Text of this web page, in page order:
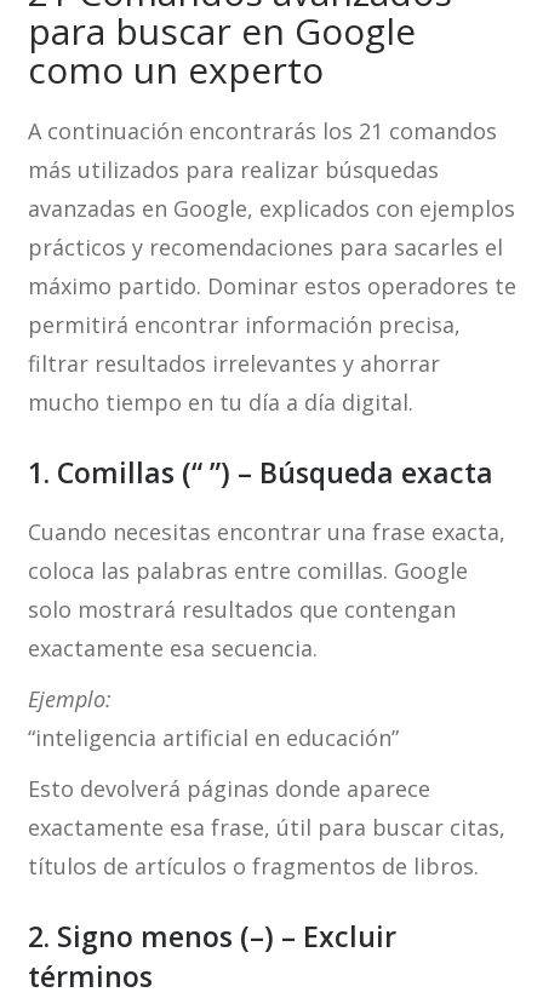
para buscar en Google
como un experto
A continuación encontrarás los 21 comandos
más utilizados para realizar búsquedas
avanzadas en Google, explicados con ejemplos
prácticos y recomendaciones para sacarles el
máximo partido. Dominar estos operadores te
permitirá encontrar información precisa,
filtrar resultados irrelevantes y ahorrar
mucho tiempo en tu día a día digital.
1. Comillas (“ ”) – Búsqueda exacta
Cuando necesitas encontrar una frase exacta,
coloca las palabras entre comillas. Google
solo mostrará resultados que contengan
exactamente esa secuencia.
Ejemplo:
“inteligencia artificial en educación”
Esto devolverá páginas donde aparece
exactamente esa frase, útil para buscar citas,
títulos de artículos o fragmentos de libros.
2. Signo menos (–) – Excluir
términos